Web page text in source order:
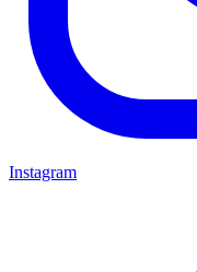
Instagram